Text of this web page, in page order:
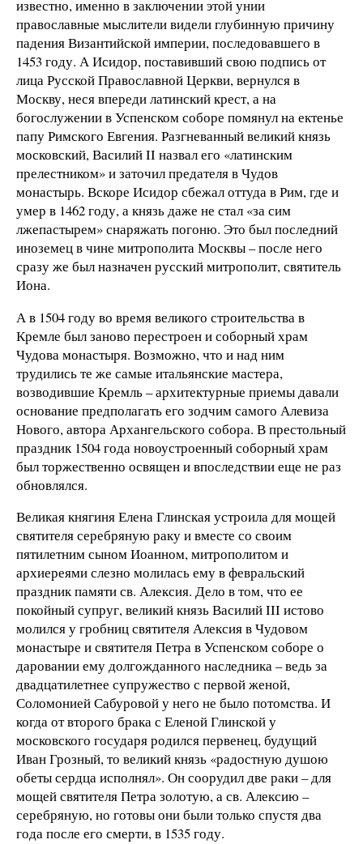
известно, именно в заключении этой унии
православные мыслители видели глубинную причину
падения Византийской империи, последовавшего в
1453 году. А Исидор, поставивший свою подпись от
лица Русской Православной Церкви, вернулся в
Москву, неся впереди латинский крест, а на
богослужении в Успенском соборе помянул на ектенье
папу Римского Евгения. Разгневанный великий князь
московский, Василий II назвал его «латинским
прелестником» и заточил предателя в Чудов
монастырь. Вскоре Исидор сбежал оттуда в Рим, где и
умер в 1462 году, а князь даже не стал «за сим
лжепастырем» снаряжать погоню. Это был последний
иноземец в чине митрополита Москвы – после него
сразу же был назначен русский митрополит, святитель
Иона.
А в 1504 году во время великого строительства в
Кремле был заново перестроен и соборный храм
Чудова монастыря. Возможно, что и над ним
трудились те же самые итальянские мастера,
возводившие Кремль – архитектурные приемы давали
основание предполагать его зодчим самого Алевиза
Нового, автора Архангельского собора. В престольный
праздник 1504 года новоустроенный соборный храм
был торжественно освящен и впоследствии еще не раз
обновлялся.
Великая княгиня Елена Глинская устроила для мощей
святителя серебряную раку и вместе со своим
пятилетним сыном Иоанном, митрополитом и
архиереями слезно молилась ему в февральский
праздник памяти св. Алексия. Дело в том, что ее
покойный супруг, великий князь Василий III истово
молился у гробниц святителя Алексия в Чудовом
монастыре и святителя Петра в Успенском соборе о
даровании ему долгожданного наследника – ведь за
двадцатилетнее супружество с первой женой,
Соломонией Сабуровой у него не было потомства. И
когда от второго брака с Еленой Глинской у
московского государя родился первенец, будущий
Иван Грозный, то великий князь «радостную душою
обеты сердца исполнял». Он соорудил две раки – для
мощей святителя Петра золотую, а св. Алексию –
серебряную, но готовы они были только спустя два
года после его смерти, в 1535 году.